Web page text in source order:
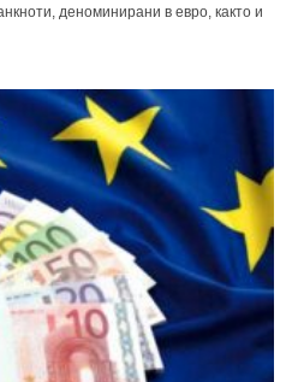
деноминирани в евро, както и